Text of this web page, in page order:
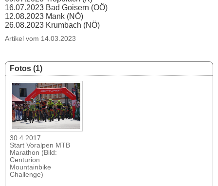
16.07.2023 Bad Goisern (OÖ)
12.08.2023 Mank (NÖ)
26.08.2023 Krumbach (NÖ)
Artikel vom 14.03.2023
Fotos (1)
30.4.2017
Start Voralpen MTB
Marathon (Bild:
Centurion
Mountainbike
Challenge)